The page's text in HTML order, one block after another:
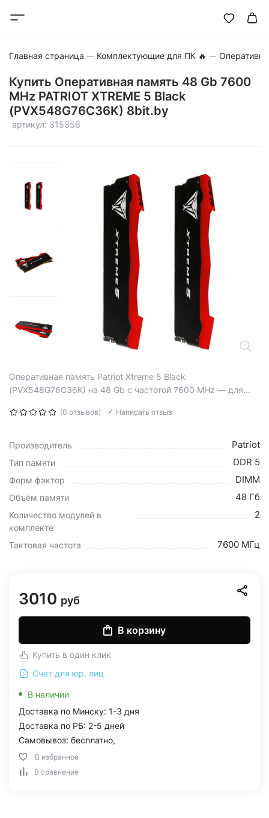
Главная страница Комплектующие для ПК 🔥
Купить Оперативная память 48 Gb 7600
MHz PATRIOT XTREME 5 Black
(PVX548G76C36K) 8bit.by
артикул: 315356
Оперативная память Patriot Xtreme 5 Black
(PVX548G76C36K) на 48 Gb с частотой 7600 MHz — для...
(0 отзывов) Написать отзыв
Производитель Patriot
Тип памяти DDR 5
Форм фактор DIMM
Объём памяти 48 Гб
Количество модулей в
комплекте
2
Тактовая частота 7600 МГц
3010 руб
В корзину
Купить в один клик
Счет для юр. лиц
В наличии
Доставка по Минску: 1-3 дня
Доставка по РБ: 2-5 дней
Самовывоз: бесплатно,
В избранное
В сравнение